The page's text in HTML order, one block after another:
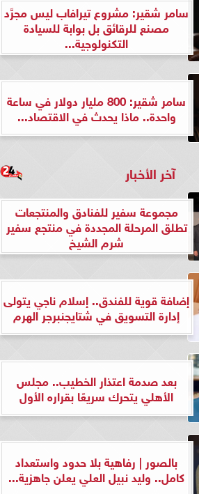
سامر شقير: مشروع تيرافاب ليس مجرَّد
مصنع للرقائق بل بوابة للسيادة
التكنولوجية...
سامر شقير: 800 مليار دولار في ساعة
واحدة.. ماذا يحدث في الاقتصاد...
آخر الأخبار
مجموعة سفير للفنادق والمنتجعات
تطلق المرحلة المجددة في منتجع سفير
شرم الشيخ
إضافة قوية للفندق.. إسلام ناجي يتولى
إدارة التسويق في شتايجنبرجر الهرم
بعد صدمة اعتذار الخطيب.. مجلس
الأهلي يتحرك سريعًا بقراره الأول
بالصور | رفاهية بلا حدود واستعداد
كامل.. وليد نبيل العلي يعلن جاهزية...